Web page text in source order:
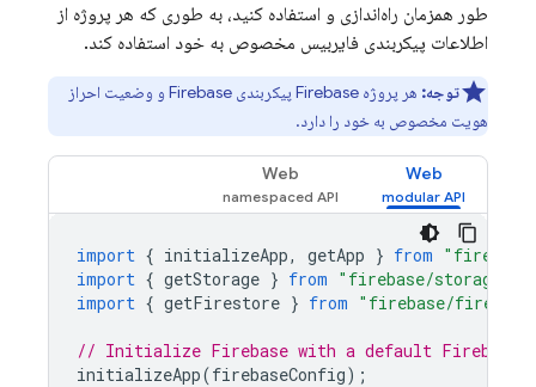
طور همزمان راه‌اندازی و استفاده کنید، به طوری که هر پروژه از
اطلاعات پیکربندی فایربیس مخصوص به خود استفاده کند.
توجه:
هر پروژه Firebase پیکربندی Firebase و وضعیت احراز
هویت مخصوص به خود را دارد.
Web
Web
import { initializeApp, getApp } from
import { getStorage } from "firebase/storage"
import { getFirestore } from "firebase/
// Initialize Firebase with a default Firebase
initializeApp(firebaseConfig);